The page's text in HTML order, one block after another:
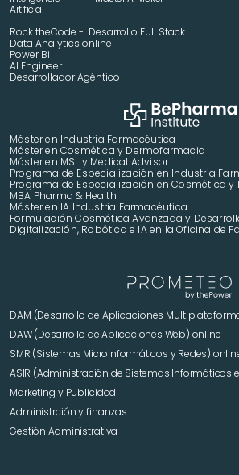
Artificial
Rock theCode -  Desarrollo Full Stack
Data Analytics online
Power Bi
AI Engineer
Desarrollador Agéntico
Máster en Industria Farmacéutica
Máster en Cosmética y Dermofarmacia
Máster en MSL y Medical Advisor
Programa de Especialización en Industria
Programa de Especialización en Cosmética
MBA Pharma & Health
Máster en IA Industria Farmacéutica
Formulación Cosmética Avanzada y
Digitalización, Robótica e IA en la Oficina de
DAM (Desarrollo de Aplicaciones
DAW (Desarrollo de Aplicaciones Web) online
SMR (Sistemas Microinformáticos y Redes)
ASIR (Administración de Sistemas Informáticos
Marketing y Publicidad
Administrción y finanzas
Gestión Administrativa